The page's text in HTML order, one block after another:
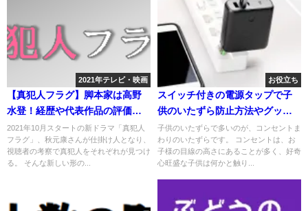
2021年テレビ・映画
【真犯人フラグ】脚本家は高野
水登！経歴や代表作品の評価
は？
2021年10月スタートの新ドラマ「真犯人
フラグ」、秋元康さんが仕掛け人となり、
視聴者の考察で真犯人をそれぞれが見つけ
る。 そんな新しい形の...
お役立ち
スイッチ付きの電源タップで子
供のいたずら防止方法やグッズ3
選は？
子供のいたずらで多いのが、コンセントま
わりのいたずらです。 コンセントは、お
子様の目線の高さにあることが多く、好奇
心旺盛な子供は何かと触り...